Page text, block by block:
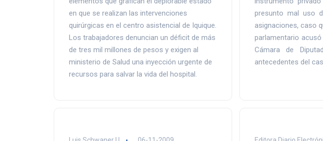
en que se realizan las intervenciones
quirúrgicas en el centro asistencial de Iquique.
Los trabajadores denuncian un déficit de más
de tres mil millones de pesos y exigen al
ministerio de Salud una inyección urgente de
recursos para salvar la vida del hospital.
presunto mal uso
asignaciones, caso
parlamentario
Cámara de
antecedentes del